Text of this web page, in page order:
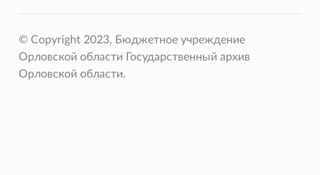
© Copyright 2023, Бюджетное учреждение
Орловской области Государственный архив
Орловской области.